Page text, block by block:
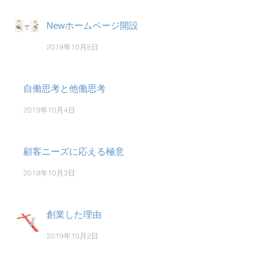
Newホームページ開設
2019年10月8日
自働思考と他働思考
2019年10月4日
顧客ニーズに応える極意
2019年10月3日
創業した理由
2019年10月2日